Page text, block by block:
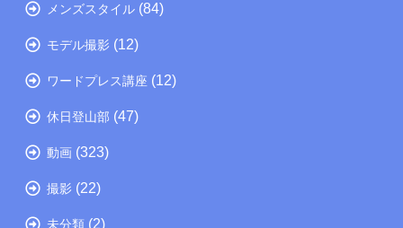
メンズスタイル (84)
モデル撮影 (12)
ワードプレス講座 (12)
休日登山部 (47)
動画 (323)
撮影 (22)
未分類 (2)